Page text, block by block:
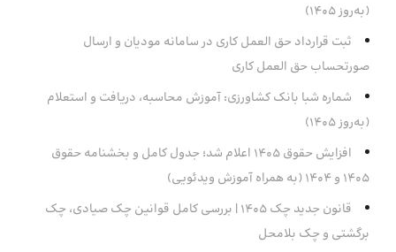
(به‌روز ۱۴۰۵)
ثبت قرارداد حق العمل کاری در سامانه مودیان و ارسال
صورتحساب حق العمل کاری
شماره شبا بانک کشاورزی: آموزش محاسبه، دریافت و استعلام
(به‌روز ۱۴۰۵)
افزایش حقوق 1405 اعلام شد؛ جدول کامل و بخشنامه حقوق
1405 و 1404 (به همراه آموزش ویدئویی)
قانون جدید چک ۱۴۰۵ | بررسی کامل قوانین چک صیادی، چک
برگشتی و چک بلامحل